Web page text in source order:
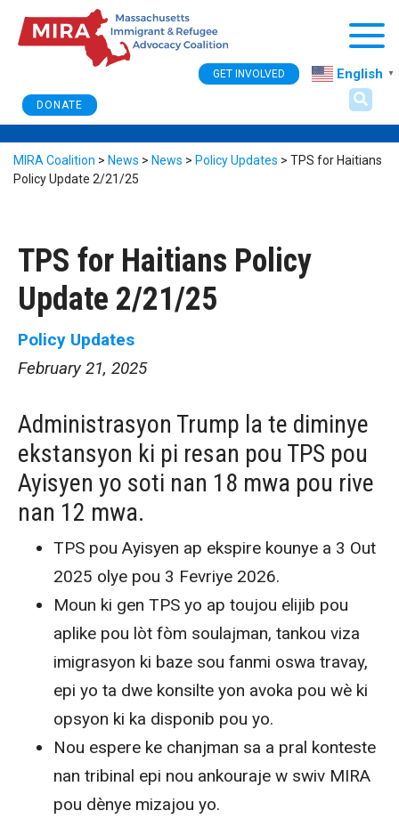
DONATE
GET INVOLVED English ▼
MIRA Coalition > News > News > Policy Updates > TPS for Haitians
Policy Update 2/21/25
TPS for Haitians Policy
Update 2/21/25
Policy Updates
February 21, 2025
Administrasyon Trump la te diminye
ekstansyon ki pi resan pou TPS pou
Ayisyen yo soti nan 18 mwa pou rive
nan 12 mwa.
TPS pou Ayisyen ap ekspire kounye a 3 Out
2025 olye pou 3 Fevriye 2026.
Moun ki gen TPS yo ap toujou elijib pou
aplike pou lòt fòm soulajman, tankou viza
imigrasyon ki baze sou fanmi oswa travay,
epi yo ta dwe konsilte yon avoka pou wè ki
opsyon ki ka disponib pou yo.
Nou espere ke chanjman sa a pral konteste
nan tribinal epi nou ankouraje w swiv MIRA
pou dènye mizajou yo.